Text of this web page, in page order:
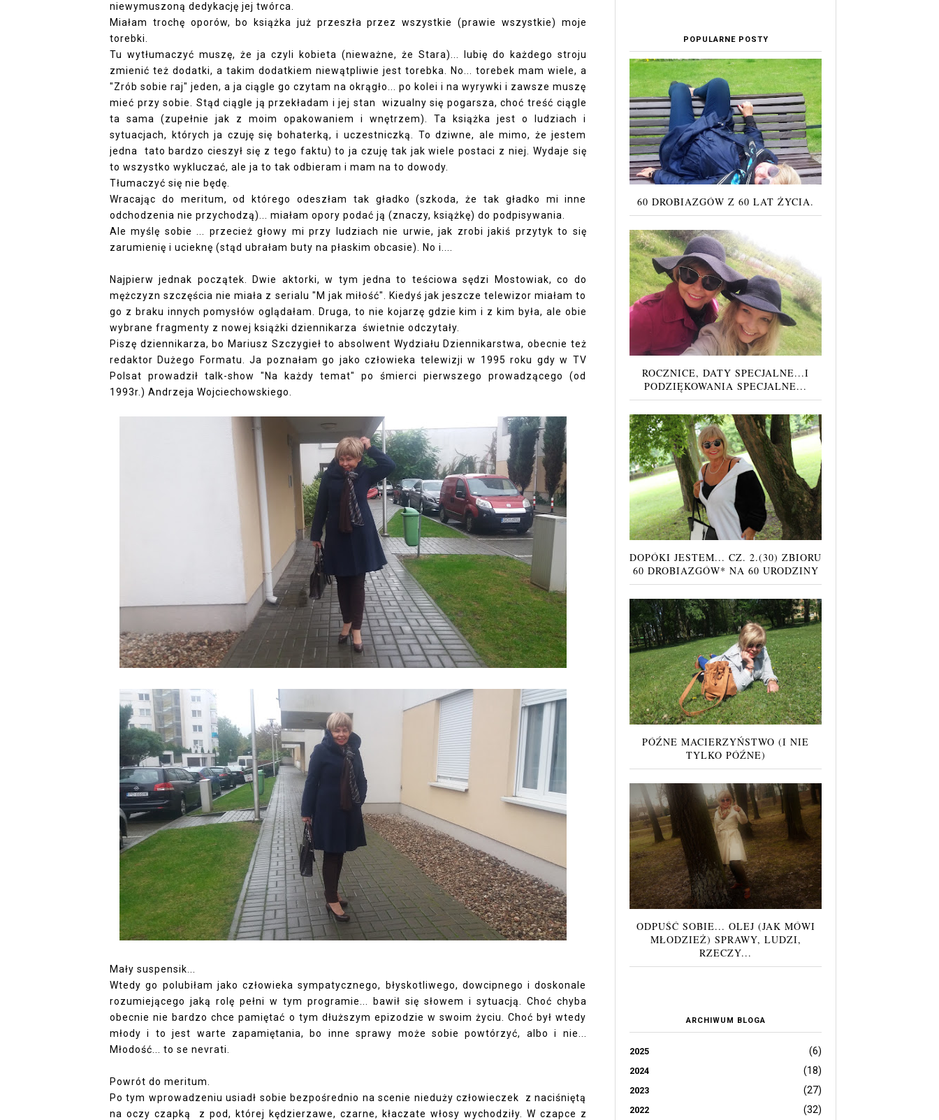
niewymuszoną dedykację jej twórca.
Miałam trochę oporów, bo książka już przeszła przez wszystkie (prawie wszystkie) moje
torebki.
Tu wytłumaczyć muszę, że ja czyli kobieta (nieważne, że Stara)... lubię do każdego stroju
zmienić też dodatki, a takim dodatkiem niewątpliwie jest torebka. No... torebek mam wiele, a
"Zrób sobie raj" jeden, a ja ciągle go czytam na okrągło... po kolei i na wyrywki i zawsze muszę
mieć przy sobie. Stąd ciągle ją przekładam i jej stan wizualny się pogarsza, choć treść ciągle
ta sama (zupełnie jak z moim opakowaniem i wnętrzem). Ta książka jest o ludziach i
sytuacjach, których ja czuję się bohaterką, i uczestniczką. To dziwne, ale mimo, że jestem
jedna tato bardzo cieszył się z tego faktu) to ja czuję tak jak wiele postaci z niej. Wydaje się
to wszystko wykluczać, ale ja to tak odbieram i mam na to dowody.
Tłumaczyć się nie będę.
Wracając do meritum, od którego odeszłam tak gładko (szkoda, że tak gładko mi inne
odchodzenia nie przychodzą)... miałam opory podać ją (znaczy, książkę) do podpisywania.
Ale myślę sobie ... przecież głowy mi przy ludziach nie urwie, jak zrobi jakiś przytyk to się
zarumienię i ucieknę (stąd ubrałam buty na płaskim obcasie). No i....
Najpierw jednak początek. Dwie aktorki, w tym jedna to teściowa sędzi Mostowiak, co do
mężczyzn szczęścia nie miała z serialu "M jak miłość". Kiedyś jak jeszcze telewizor miałam to
go z braku innych pomysłów oglądałam. Druga, to nie kojarzę gdzie kim i z kim była, ale obie
wybrane fragmenty z nowej książki dziennikarza świetnie odczytały.
Piszę dziennikarza, bo Mariusz Szczygieł to absolwent Wydziału Dziennikarstwa, obecnie też
redaktor Dużego Formatu. Ja poznałam go jako człowieka telewizji w 1995 roku gdy w TV
Polsat prowadził talk-show "Na każdy temat" po śmierci pierwszego prowadzącego (od
1993r.) Andrzeja Wojciechowskiego.
Mały suspensik...
Wtedy go polubiłam jako człowieka sympatycznego, błyskotliwego, dowcipnego i doskonale
rozumiejącego jaką rolę pełni w tym programie... bawił się słowem i sytuacją. Choć chyba
obecnie nie bardzo chce pamiętać o tym dłuższym epizodzie w swoim życiu. Choć był wtedy
młody i to jest warte zapamiętania, bo inne sprawy może sobie powtórzyć, albo i nie...
Młodość... to se nevrati.
Powrót do meritum.
Po tym wprowadzeniu usiadł sobie bezpośrednio na scenie nieduży człowieczek z naciśniętą
na oczy czapką z pod, której kędzierzawe, czarne, kłaczate włosy wychodziły. W czapce z
POPULARNE POSTY
60 DROBIAZGÓW Z 60 LAT ŻYCIA.
ROCZNICE, DATY SPECJALNE...I
PODZIĘKOWANIA SPECJALNE...
DOPÓKI JESTEM... CZ. 2.(30) ZBIORU
60 DROBIAZGÓW* NA 60 URODZINY
PÓŹNE MACIERZYŃSTWO (I NIE
TYLKO PÓŹNE)
ODPUŚĆ SOBIE... OLEJ (JAK MÓWI
MŁODZIEŻ) SPRAWY, LUDZI,
RZECZY...
ARCHIWUM BLOGA
2025 (6)
2024 (18)
2023 (27)
2022 (32)